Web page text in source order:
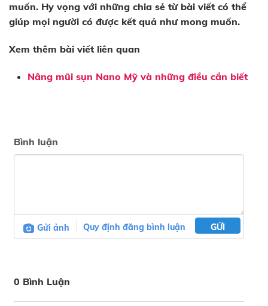
muốn. Hy vọng với những chia sẻ từ bài viết có thể
giúp mọi người có được kết quả như mong muốn.
Xem thêm bài viết liên quan
Nâng mũi sụn Nano Mỹ và những điều cần biết
Bình luận
Gửi ảnh Quy định đăng bình luận GỬI
0 Bình Luận